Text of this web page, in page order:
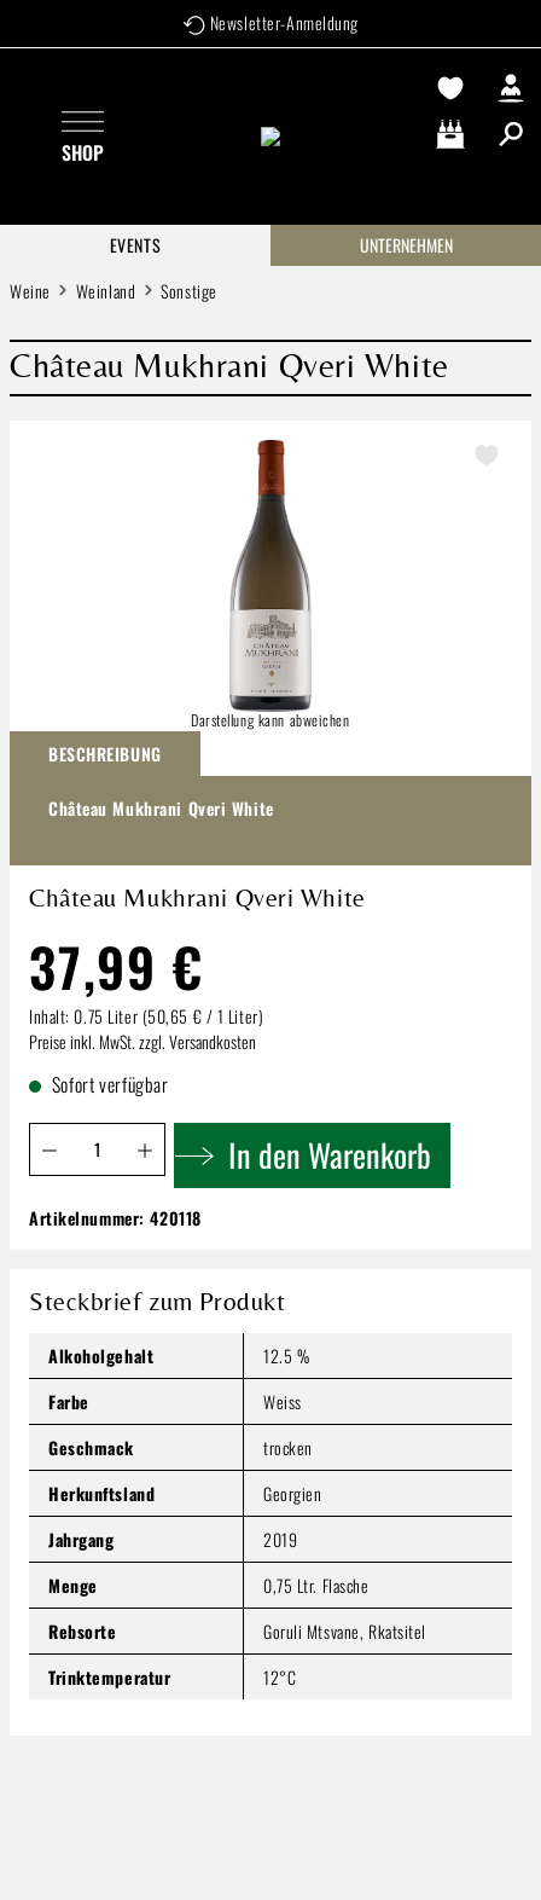
Zum Hauptinhalt springen Newsletter-Anmeldung
SHOP Warenkorb
EVENTS
UNTERNEHMEN
Weine
Weinland Sonstige
Château Mukhrani Qveri White
Darstellung kann abweichen
BESCHREIBUNG
Château Mukhrani Qveri White
Château Mukhrani Qveri White
37,99 €
Inhalt: 0.75 Liter (50,65 € / 1 Liter)
Preise inkl. MwSt. zzgl. Versandkosten
Sofort verfügbar
Produkt Anzahl: Gib den gewünschten Wert ein oder
In den Warenkorb
Château Mukhrani Qveri White
Inhalt:0.75 Liter(50,65 € / 1 Liter)
Produkt Anzahl: Gib den gewünschten Wert ein oder
In den Warenkorb
Artikelnummer:420118
Steckbrief zum Produkt
Alkoholgehalt
12.5 %
Farbe
Weiss
Geschmack
trocken
Herkunftsland
Georgien
Jahrgang
2019
Menge
0,75 Ltr. Flasche
Rebsorte
Goruli Mtsvane, Rkatsitel
Trinktemperatur
12°C